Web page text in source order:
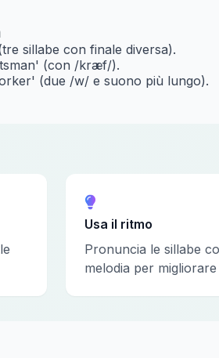
sillabe con finale diversa).
(con /kræf/).
(due /w/ e suono più lungo).
Usa il ritmo
Pronuncia le sillabe
melodia per